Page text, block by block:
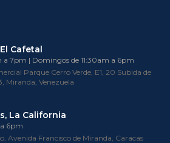
Cafetal
a 7pm | Domingos de 11:30am a 6pm
Parque Cerro Verde, E1, 20 Subida de
Miranda, Venezuela
La California
6pm
Avenida Francisco de Miranda, Caracas